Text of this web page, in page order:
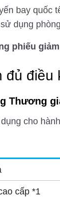
bay quốc
dụng
phiếu
đủ điều
Thương
cho
cấp *1